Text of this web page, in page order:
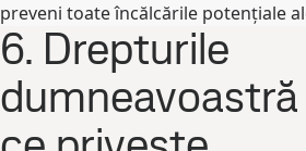
preveni toate încălcările potențiale
6. Drepturile